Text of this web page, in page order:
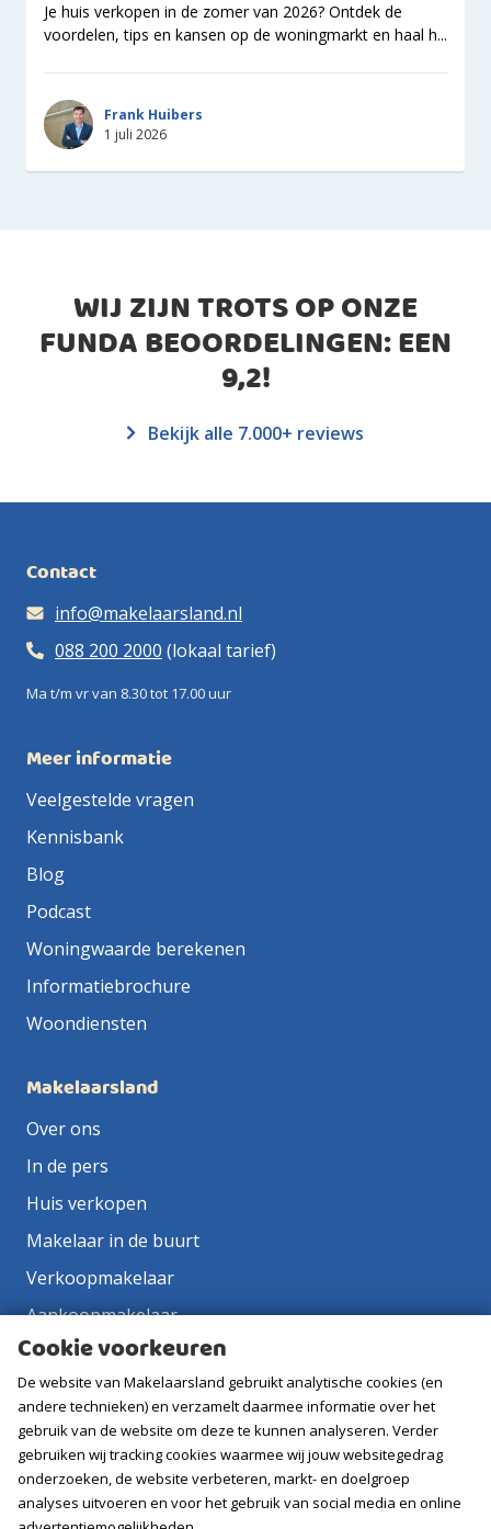
Je huis verkopen in de zomer van 2026? Ontdek de
voordelen, tips en kansen op de woningmarkt en haal h...
Frank Huibers
1 juli 2026
WIJ ZIJN TROTS OP ONZE
FUNDA BEOORDELINGEN: EEN
9,2!
Bekijk alle 7.000+ reviews
Contact
info@makelaarsland.nl
088 200 2000 (lokaal tarief)
Ma t/m vr van 8.30 tot 17.00 uur
Meer informatie
Veelgestelde vragen
Kennisbank
Blog
Podcast
Woningwaarde berekenen
Informatiebrochure
Woondiensten
Makelaarsland
Over ons
In de pers
Huis verkopen
Makelaar in de buurt
Verkoopmakelaar
Aankoopmakelaar
Contact
Vacatures
Volg ons
Cookie voorkeuren
De website van Makelaarsland gebruikt analytische cookies (en
andere technieken) en verzamelt daarmee informatie over het
gebruik van de website om deze te kunnen analyseren. Verder
gebruiken wij tracking cookies waarmee wij jouw websitegedrag
onderzoeken, de website verbeteren, markt- en doelgroep
analyses uitvoeren en voor het gebruik van social media en online